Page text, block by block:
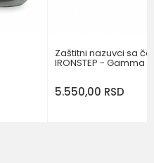
Zaštitni nazuvci sa
IRONSTEP - Gamma
5.550,00 RSD